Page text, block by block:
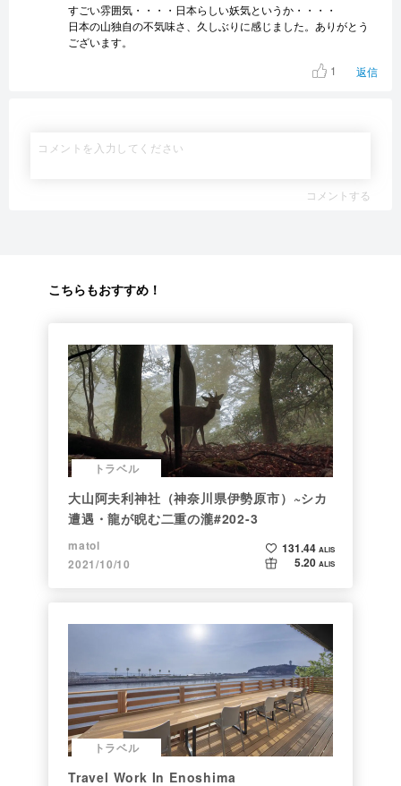
すごい雰囲気・・・・日本らしい妖気というか・・・・
日本の山独自の不気味さ、久しぶりに感じました。ありがとう
ございます。
1
返信
コメントする
こちらもおすすめ！
トラベル
大山阿夫利神社（神奈川県伊勢原市）~シカ
遭遇・龍が睨む二重の瀧#202-3
matol
2021/10/10
131.44 ALIS
5.20 ALIS
トラベル
Travel Work In Enoshima